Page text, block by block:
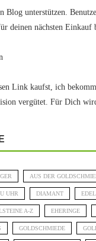
Blog unterstützen.
deinen nächsten Einkauf
Link kaufst, ich
vergütet. Für Dich
AUS DER
UHR DIAMANT
A-Z EHERINGE
GOLDSCHMIEDE